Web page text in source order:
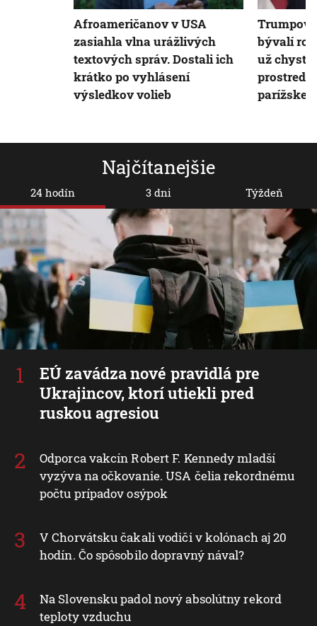
Najčítanejšie
24 hodín
EÚ zavádza nové pravidlá pre
Ukrajincov, ktorí utiekli pred
ruskou agresiou
Odporca vakcín Robert F. Kennedy mladší
vyzýva na očkovanie. USA čelia rekordnému
počtu prípadov osýpok
V Chorvátsku čakali vodiči v kolónach aj 20
hodín. Čo spôsobilo dopravný nával?
Na Slovensku padol nový absolútny rekord
teploty vzduchu
3 dni Týždeň
Afroameričanov v USA
zasiahla vlna urážlivých
textových správ. Dostali ich
krátko po vyhlásení
výsledkov volieb
Trumpov
bývalí
už
prostredí.
parížskej